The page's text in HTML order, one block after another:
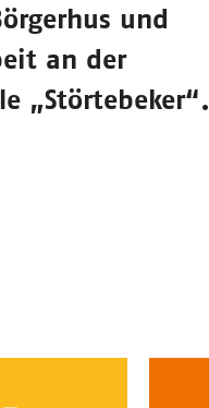
und
an der
„Störtebeker“.